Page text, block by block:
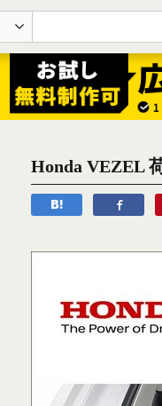
Honda VEZEL